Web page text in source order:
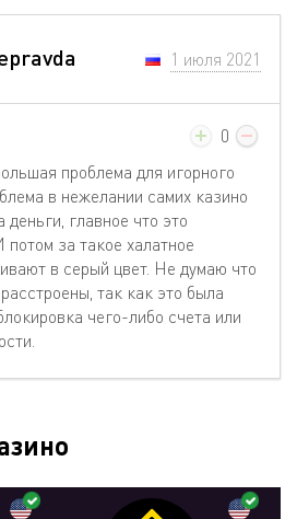
1 июля 2021
0
проблема для игорного
в нежелании самих казино
деньги, главное что это
за такое халатное
в серый цвет. Не думаю что
так как это была
чего-либо счета или